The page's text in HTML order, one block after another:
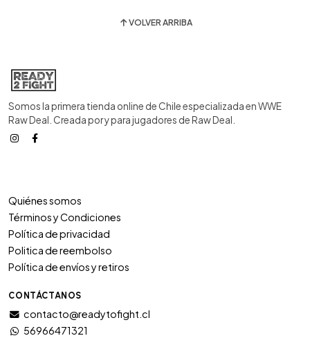
VOLVER ARRIBA
Somos la primera tienda online de Chile especializada en WWE
Raw Deal. Creada por y para jugadores de Raw Deal.
Quiénes somos
Términos y Condiciones
Política de privacidad
Politica de reembolso
Política de envíos y retiros
CONTÁCTANOS
contacto@readytofight.cl
56966471321